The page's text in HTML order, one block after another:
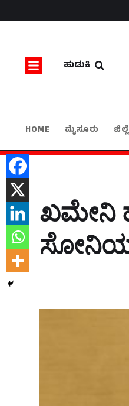
ಹುಡುಕಿ
HOME ಮೈಸೂರು
ಖಮೇನಿ